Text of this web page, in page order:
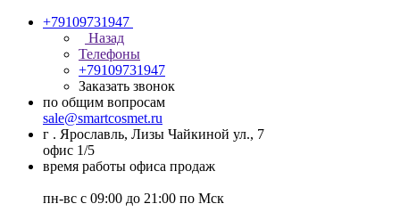
+79109731947
Назад
Телефоны
+79109731947
Заказать звонок
по общим вопросам
sale@smartcosmet.ru
г . Ярославль, Лизы Чайкиной ул., 7
офис 1/5
время работы офиса продаж
пн-вс с 09:00 до 21:00 по Мск